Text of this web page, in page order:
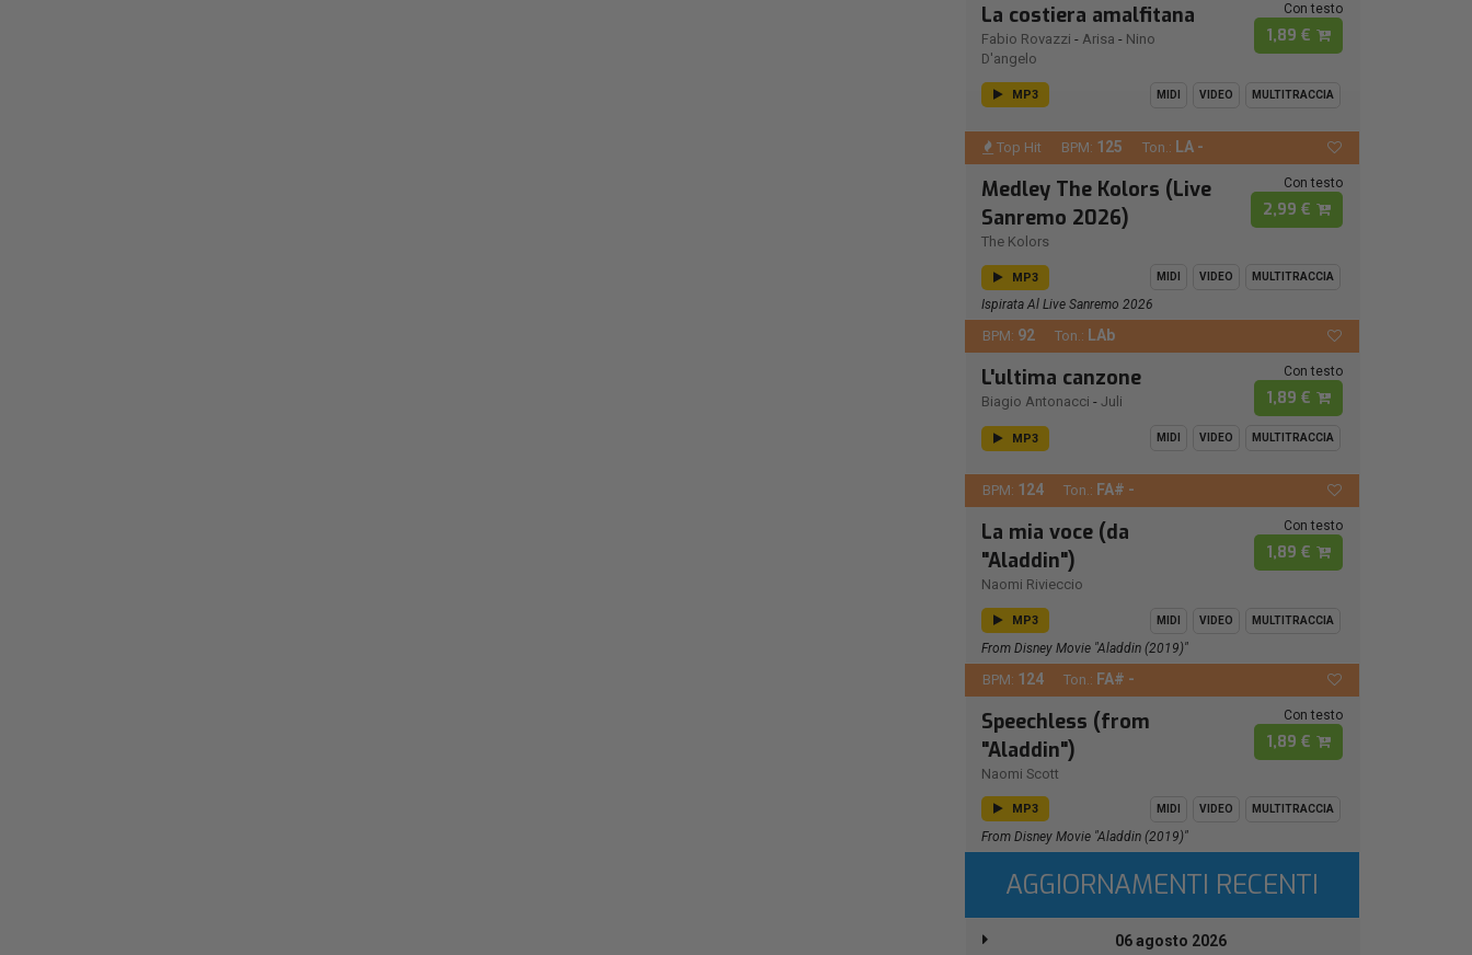
La costiera amalfitana
Fabio Rovazzi - Arisa - Nino
D'angelo
Con testo
1,89 €
MP3 MIDI VIDEO MULTITRACCIA
Top Hit BPM: 125 Ton.: LA -
Medley The Kolors (Live
Sanremo 2026)
The Kolors
Con testo
2,99 €
MP3 MIDI VIDEO MULTITRACCIA
Ispirata Al Live Sanremo 2026
BPM: 92 Ton.: LAb
L'ultima canzone
Biagio Antonacci - Juli
Con testo
1,89 €
MP3 MIDI VIDEO MULTITRACCIA
BPM: 124 Ton.: FA# -
La mia voce (da
"Aladdin")
Naomi Rivieccio
Con testo
1,89 €
MP3 MIDI VIDEO MULTITRACCIA
From Disney Movie "Aladdin (2019)"
BPM: 124 Ton.: FA# -
Speechless (from
"Aladdin")
Naomi Scott
Con testo
1,89 €
MP3 MIDI VIDEO MULTITRACCIA
From Disney Movie "Aladdin (2019)"
AGGIORNAMENTI RECENTI
06 agosto 2026